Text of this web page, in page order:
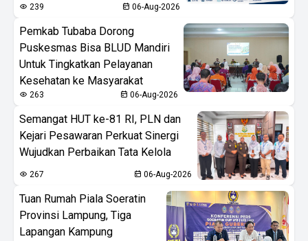
239 06-Aug-2026
Pemkab Tubaba Dorong
Puskesmas Bisa BLUD Mandiri
Untuk Tingkatkan Pelayanan
Kesehatan ke Masyarakat
263 06-Aug-2026
Semangat HUT ke-81 RI, PLN dan
Kejari Pesawaran Perkuat Sinergi
Wujudkan Perbaikan Tata Kelola
267 06-Aug-2026
Tuan Rumah Piala Soeratin
Provinsi Lampung, Tiga
Lapangan Kampung